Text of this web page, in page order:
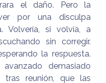
el daño. Pero la
por una disculpa
Volvería, si volvía, a
sin corregir.
la respuesta.
demasiado
tras reunión, que las